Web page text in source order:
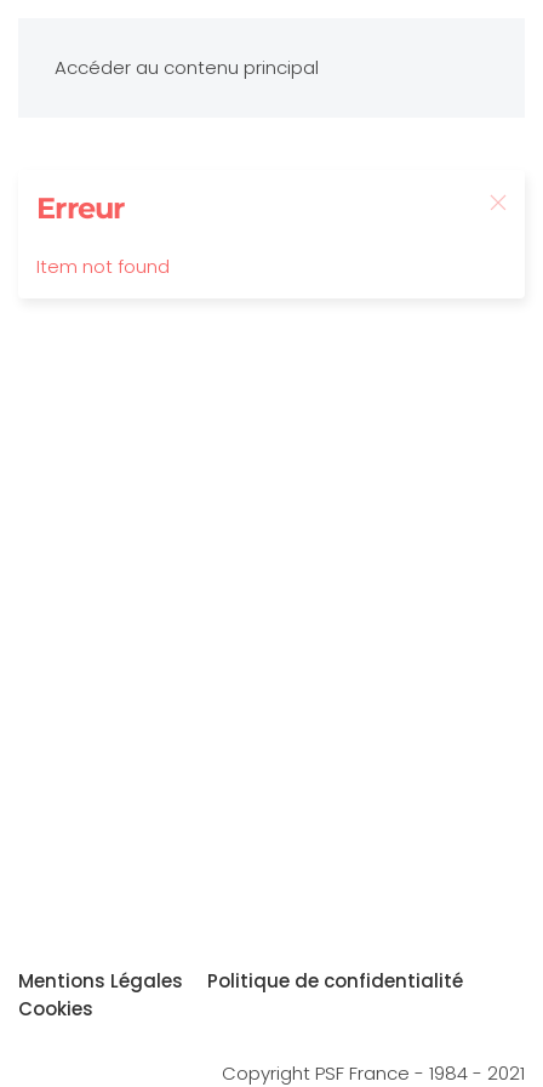
Accéder au contenu principal
Erreur
Item not found
Mentions Légales
Politique de confidentialité
Cookies
Copyright PSF France - 1984 - 2021